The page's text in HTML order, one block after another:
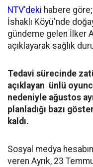
NTV'deki habere
İshaklı Köyü'nde
gündeme gelen İlker
açıklayarak sağlık
Tedavi sürecinde
açıklayan ünlü
nedeniyle ağustos
planladığı bazı
kaldı.
Sosyal medya
veren Ayrık, 23